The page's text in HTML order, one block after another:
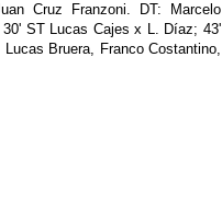
Cruz Franzoni. DT: Marcelo
ST Lucas Cajes x L. Díaz; 43'
Bruera, Franco Costantino,